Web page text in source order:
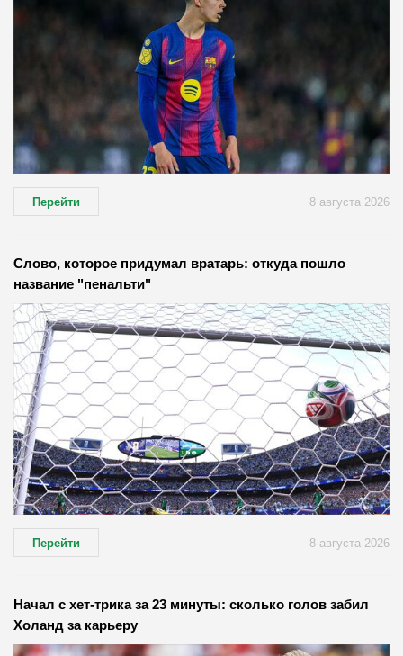
Перейти 8 августа 2026
Слово, которое придумал вратарь: откуда пошло
название "пенальти"
Перейти 8 августа 2026
Начал с хет-трика за 23 минуты: сколько голов забил
Холанд за карьеру